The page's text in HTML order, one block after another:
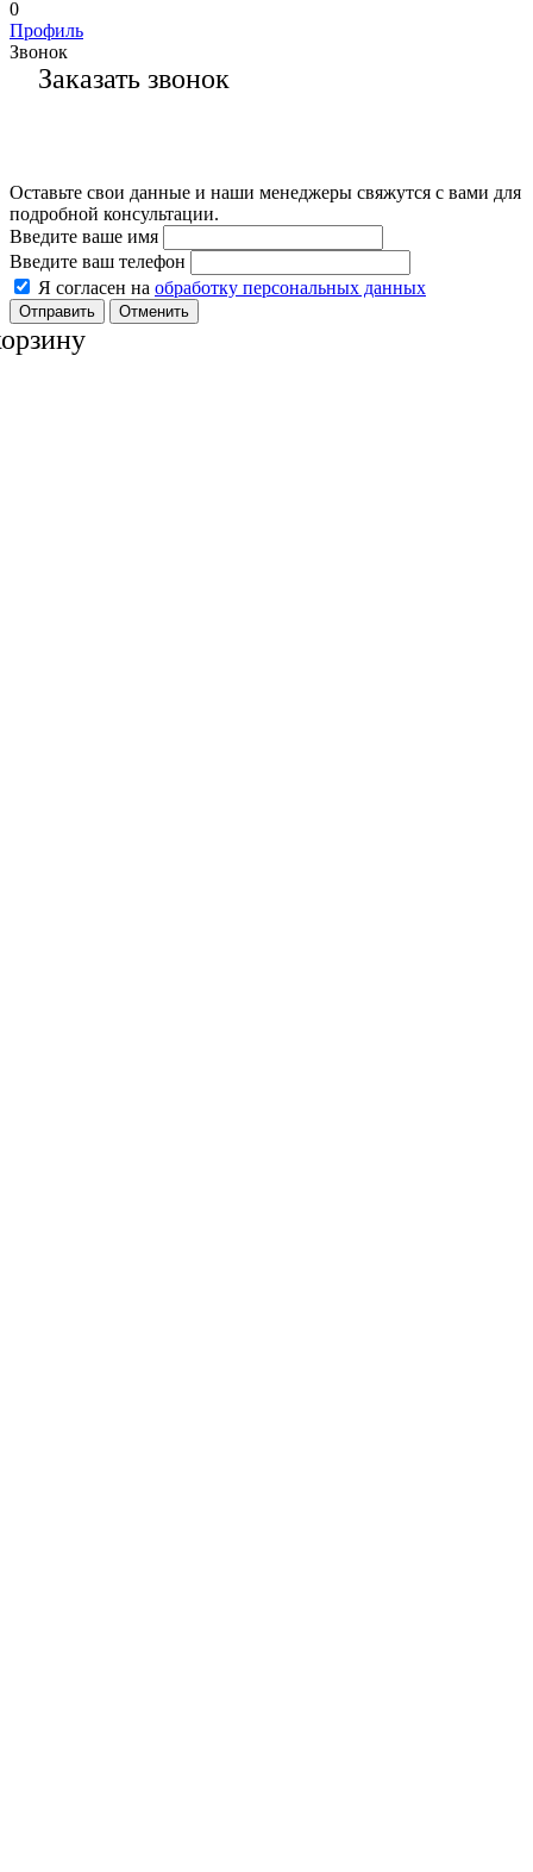
0
Профиль
Звонок
Заказать звонок
Оставьте свои данные и наши менеджеры свяжутся с вами для
подробной консультации.
Введите ваше имя
Введите ваш телефон
Я согласен на обработку персональных данных
Отменить